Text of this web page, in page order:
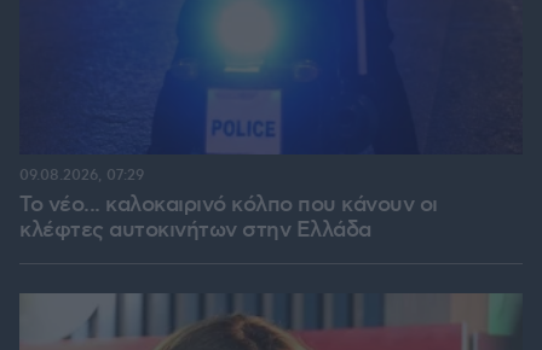
Το νέο... καλοκαιρινό κόλπο που κάνουν οι
κλέφτες αυτοκινήτων στην Ελλάδα
09.08.2026, 07:29